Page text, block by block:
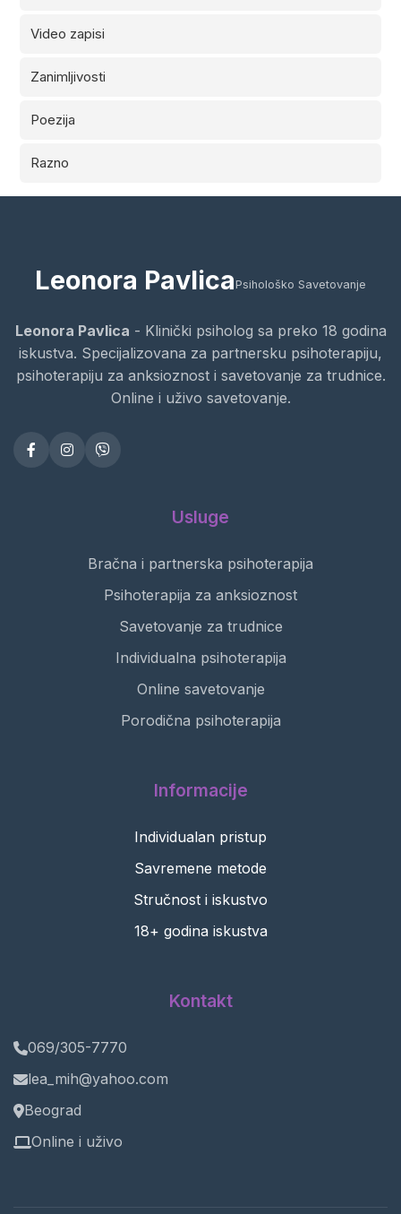
Video zapisi
Zanimljivosti
Poezija
Razno
Leonora Pavlica Psihološko Savetovanje
Leonora Pavlica - Klinički psiholog sa preko 18 godina
iskustva. Specijalizovana za partnersku psihoterapiju,
psihoterapiju za anksioznost i savetovanje za trudnice.
Online i uživo savetovanje.
Usluge
Bračna i partnerska psihoterapija
Psihoterapija za anksioznost
Savetovanje za trudnice
Individualna psihoterapija
Online savetovanje
Porodična psihoterapija
Informacije
Individualan pristup
Savremene metode
Stručnost i iskustvo
18+ godina iskustva
Kontakt
069/305-7770
lea_mih@yahoo.com
Beograd
Online i uživo